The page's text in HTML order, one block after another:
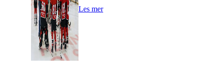
Les mer